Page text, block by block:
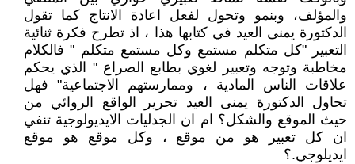
والمؤلف، وبنمو وتحول لفعل اعادة الانتاج كما تقول
الدكتورة يمنى العيد في كتابها هذا ، اذ تطرح فكرة ثنائية
التعبير "كل متكلم مستمع وكل مستمع متكلم " فالكلام
مخاطبة وتوجه وتعبير لغوي بطابع الصراع " الذي يحكم
علاقات الناس المادية ، وممارستهم الاجتماعية" فهل
تحاول الدكتورة يمنى العيد تحرير الواقع الروائي من
حيث الموقع والشكل؟ ام ان الجدليات الايديولوجية تنفي
ان كل تعبير هو من موقع ، وكل موقع هو موقع
ايديلوجي.؟